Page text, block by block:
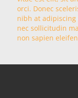
orci. Donec
nibh at
nec sollicitudin
non sapien